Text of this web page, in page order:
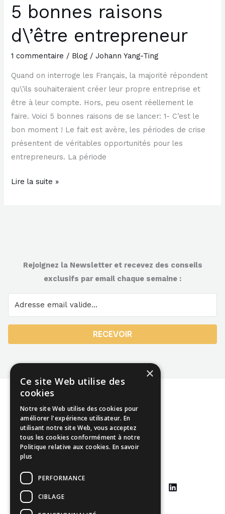
5 bonnes raisons
d\’être entrepreneur
1 commentaire / Blog /Johann Yang-Ting
Quand on interroge les Français, la majorité répondent
qu\’ils souhaiteraient créer leur propre entreprise et
être à leur compte. Hors, peu osent réellement le
faire. Voici 5 bonnes raisons de se lancer: 1- C’est le
bon moment ! Le fait est avère, les périodes de crise
présentent de véritables opportunités pour les
entrepreneurs. La période
5
bonnes
raisons
entrepreneur
Lire la suite »
Rejoignez la Newsletter et recevez des conseils
exclusifs par email chaque semaine :
RECEVOIR
Mentions légales
CGU
×
Ce site Web utilise des
cookies
Notre site Web utilise des cookies pour
améliorer l'expérience utilisateur. En
utilisant notre site Web, vous acceptez
tous les cookies conformément à notre
Politique relative aux cookies. En savoir
plus
PERFORMANCE
CIBLAGE